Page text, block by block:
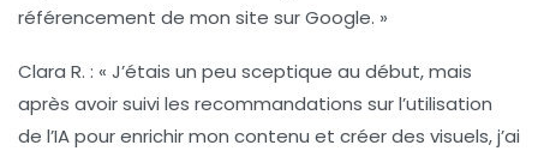
référencement de mon site sur Google. »
Clara R. : « J’étais un peu sceptique au début, mais
après avoir suivi les recommandations sur l’utilisation
de l’IApour enrichir mon contenu et créer des visuels, j’ai